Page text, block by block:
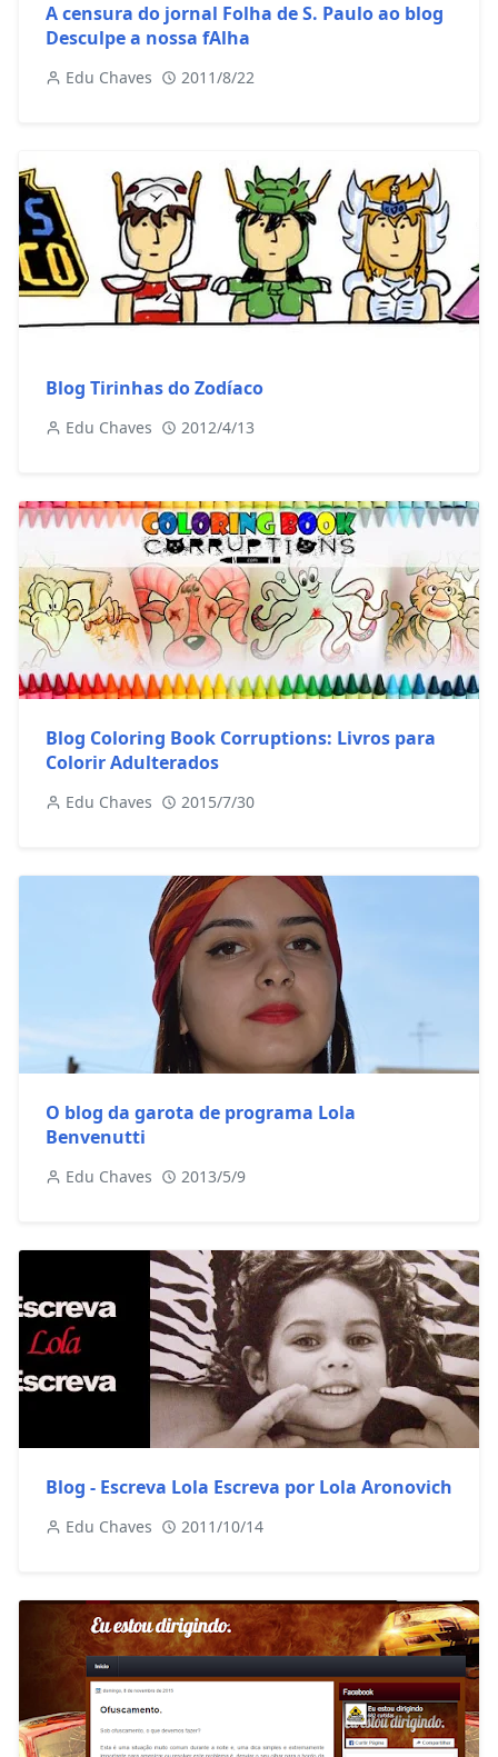
A censura do jornal Folha de S. Paulo ao blog
Desculpe a nossa fAlha
Edu Chaves 2011/8/22
Blog Tirinhas do Zodíaco
Edu Chaves 2012/4/13
Blog Coloring Book Corruptions: Livros para
Colorir Adulterados
Edu Chaves 2015/7/30
O blog da garota de programa Lola
Benvenutti
Edu Chaves 2013/5/9
Blog - Escreva Lola Escreva por Lola Aronovich
Edu Chaves 2011/10/14